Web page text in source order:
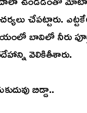
చేపట్టారు.
బావిలో నీరు
వెలికితీశారు.
బిడ్డా..